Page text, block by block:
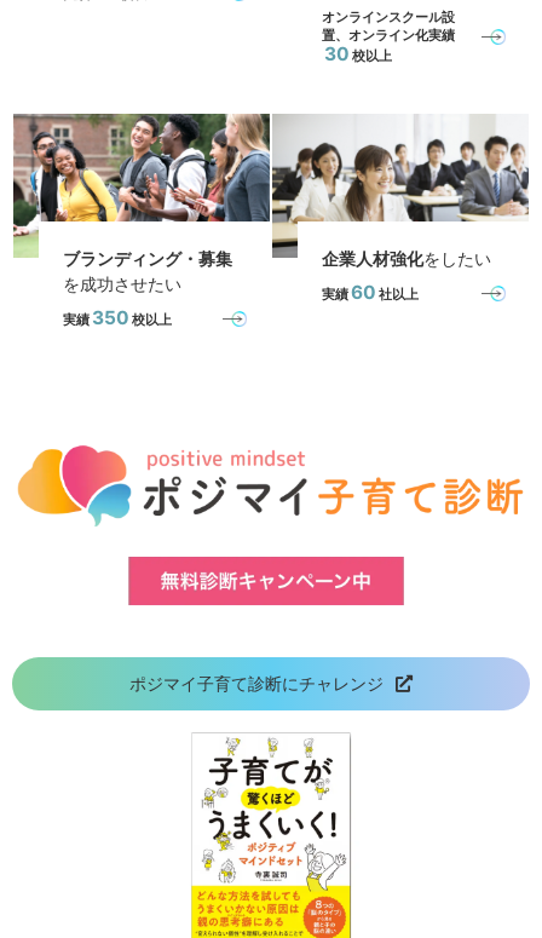
オンラインスクール設
置、オンライン化実績
30 校以上
ブランディング・募集
を成功させたい
実績 350 校以上
企業人材強化をしたい
実績60 社以上
ポジマイ子育て診断にチャレンジ